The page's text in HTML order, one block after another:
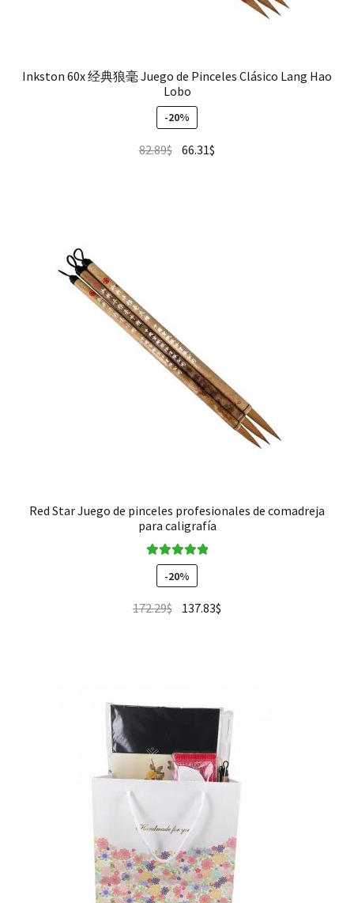
Inkston 60x 经典狼毫 Juego de Pinceles Clásico Lang Hao
Lobo
-20%
82.89$ 66.31$
Red Star Juego de pinceles profesionales de comadreja
para caligrafía
Valorado en
5.00de 5
-20%
172.29$ 137.83$